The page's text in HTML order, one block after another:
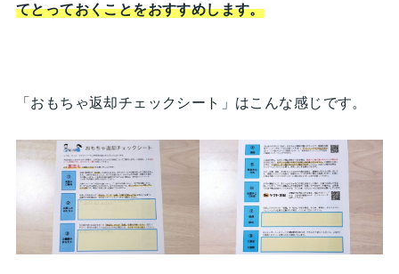
てとっておくことをおすすめします。
「おもちゃ返却チェックシート」はこんな感じです。